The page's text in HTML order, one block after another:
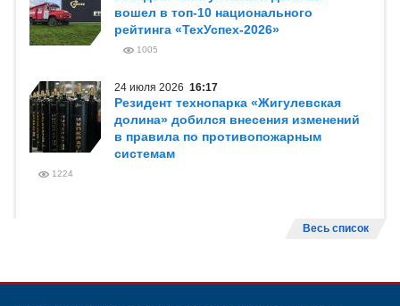
вошел в топ-10 национального
рейтинга «ТехУспех-2026»
1005
24 июля 2026 16:17
Резидент технопарка «Жигулевская
долина» добился внесения изменений
в правила по противопожарным
системам
1224
Весь список